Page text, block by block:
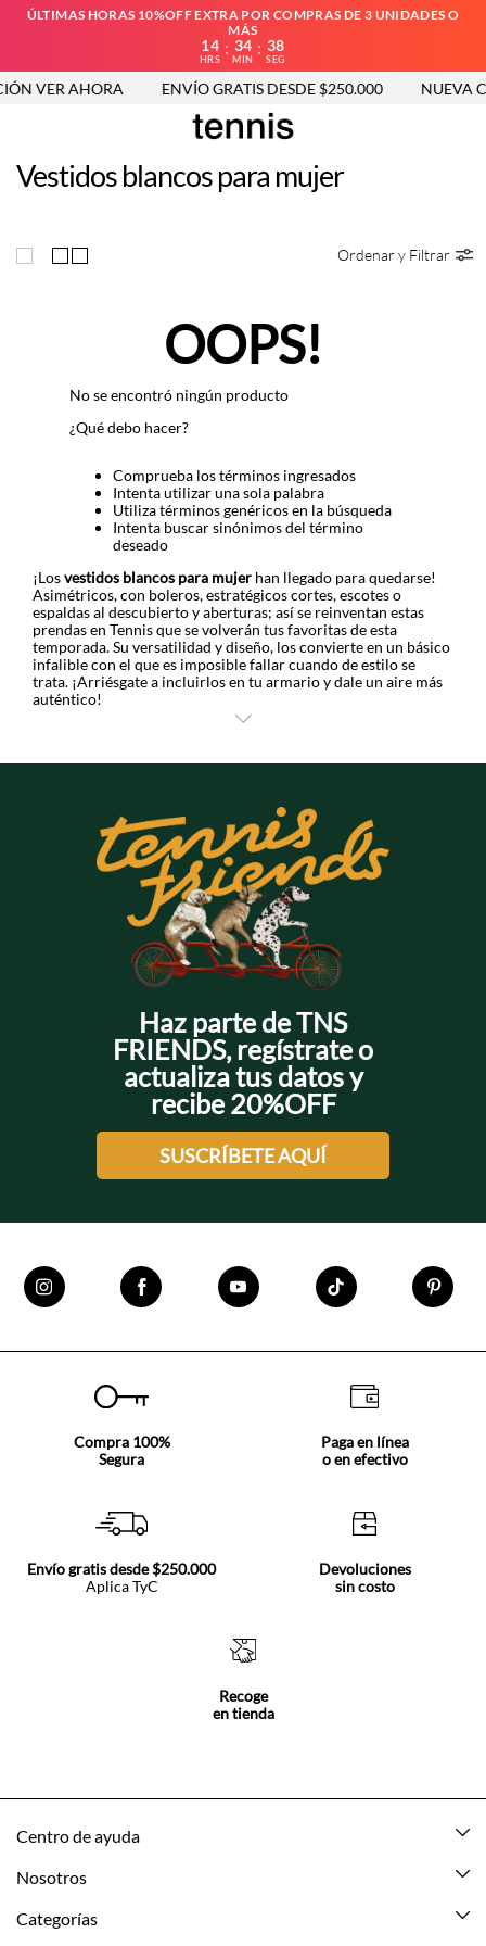
ÚLTIMAS HORAS 10%OFF EXTRA POR COMPRAS DE 3 UNIDADES O
MÁS
14
HRS
: 34
MIN
: 37
SEG
VER AHORA ENVÍO GRATIS DESDE $250.000 NUEVA
Vestidos blancos para mujer
Ordenar y Filtrar
OOPS!
No se encontró ningún producto
¿Qué debo hacer?
Comprueba los términos ingresados
Intenta utilizar una sola palabra
Utiliza términos genéricos en la búsqueda
Intenta buscar sinónimos del término
deseado
¡Losvestidos blancos para mujer han llegado para quedarse!
Asimétricos, con boleros, estratégicos cortes, escotes o
espaldas al descubierto y aberturas; así se reinventan estas
prendas en Tennis que se volverán tus favoritas de esta
temporada. Su versatilidad y diseño, los convierte en un básico
infalible con el que es imposible fallar cuando de estilo se
trata. ¡Arriésgate a incluirlos en tu armario y dale un aire más
auténtico!
Haz parte de TNS
FRIENDS, regístrate o
actualiza tus datos y
recibe 20%OFF
SUSCRÍBETE AQUÍ
Compra 100%
Segura
Paga en línea
o en efectivo
Envío gratis desde $250.000
Aplica TyC
Devoluciones
sin costo
Recoge
en tienda
Centro de ayuda
Mis pedidos
Nosotros
Acerca de Tennis
Categorías